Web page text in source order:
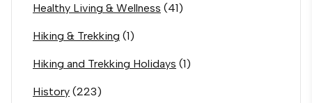
Healthy Living & Wellness (41)
Hiking & Trekking (1)
Hiking and Trekking Holidays (1)
History (223)